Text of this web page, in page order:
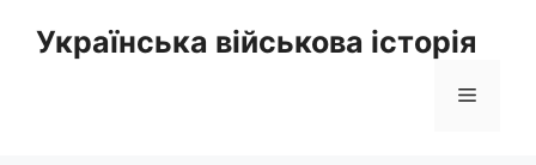
Українська військова історія
Меню